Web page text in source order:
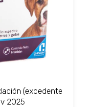
(excedente
2025